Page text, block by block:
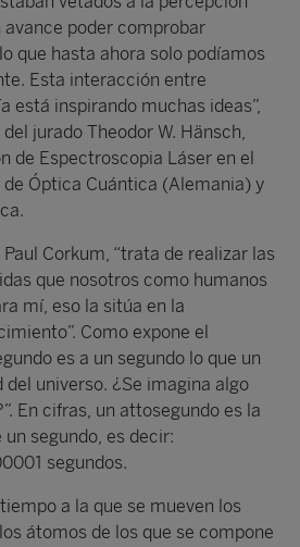
avance poder comprobar
que hasta ahora solo podíamos
Esta interacción entre
está inspirando muchas ideas”,
jurado Theodor W. Hänsch,
de Espectroscopia Láser en el
Óptica Cuántica (Alemania) y
Paul Corkum, “trata de realizar las
que nosotros como humanos
mí, eso la sitúa en la
Como expone el
es a un segundo lo que un
del universo. ¿Se imagina algo
En cifras, un attosegundo es la
segundo, es decir:
segundos.
a la que se mueven los
átomos de los que se compone